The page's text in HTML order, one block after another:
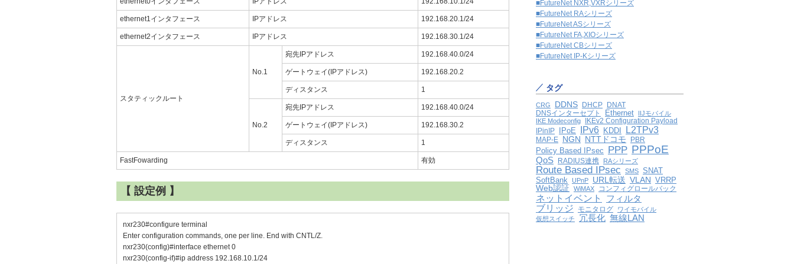
ethernet1インタフェース IPアドレス 192.168.20.1/24
ethernet2インタフェース IPアドレス 192.168.30.1/24
スタティックルート
No.1
宛先IPアドレス 192.168.40.0/24
ゲートウェイ(IPアドレス) 192.168.20.2
ディスタンス 1
No.2
宛先IPアドレス 192.168.40.0/24
ゲートウェイ(IPアドレス) 192.168.30.2
ディスタンス 1
FastFowarding 有効
【 設定例 】
nxr230#configure terminal
Enter configuration commands, one per line. End with CNTL/Z.
nxr230(config)#interface ethernet 0
nxr230(config-if)#ip address 192.168.10.1/24
■FutureNet NXR,VXRシリーズ
■FutureNet RAシリーズ
■FutureNet ASシリーズ
■FutureNet FA,XIOシリーズ
■FutureNet CBシリーズ
■FutureNet IP-Kシリーズ
タグ
CRG DDNS DHCP DNAT
DNSインターセプト Ethernet
IIJモバイル
IKE Modeconfig
IKEv2 Configuration Payload
IPinIP
IPoE IPv6 KDDI L2TPv3
MAP-E NGN NTTドコモ PBR
Policy Based IPsec PPP PPPoE
QoS RADIUS連携 RAシリーズ
Route Based IPsec SMS SNAT
SoftBank UPnP URL転送 VLAN VRRP
Web認証
WiMAX コンフィグロールバック
ネットイベント
フィルタ
ブリッジ
モニタログ
ワイモバイル
仮想スイッチ
冗長化 無線LAN